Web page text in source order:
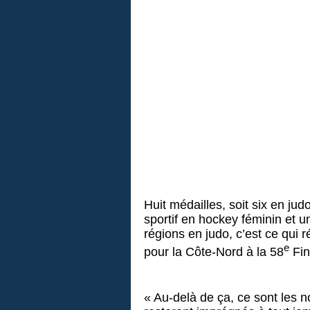
Huit médailles, soit six en
sportif en hockey féminin et
régions en judo, c’est ce qui
pour la Côte-Nord à la 58e
« Au-delà de ça, ce sont les